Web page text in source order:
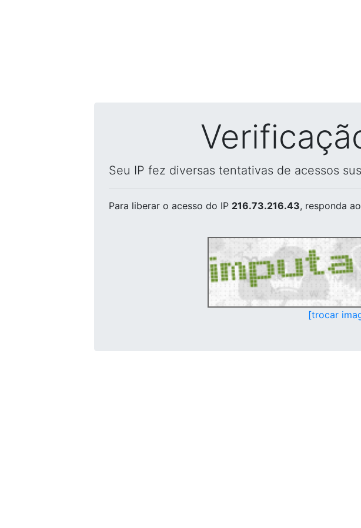
Seu IP fez diversas tentativas de acessos
Para liberar o acesso do IP 216.73.216.43, responda
[trocar